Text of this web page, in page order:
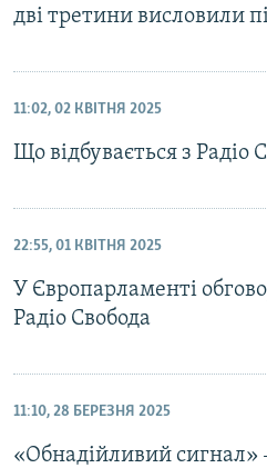
дві третини висловили
11:02, 02 КВІТНЯ 2025
Що відбувається з Радіо
22:55, 01 КВІТНЯ 2025
У Європарламенті
Радіо Свобода
11:10, 28 БЕРЕЗНЯ 2025
«Обнадійливий сигнал»